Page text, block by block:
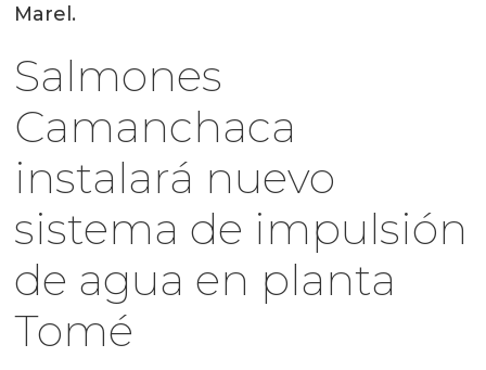
Marel.
Salmones
Camanchaca
instalará nuevo
sistema de impulsión
de agua en planta
Tomé